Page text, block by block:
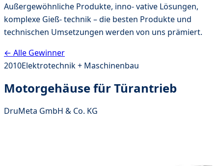
Außergewöhnliche Produkte, inno- vative Lösungen,
komplexe Gieß- technik – die besten Produkte und
technischen Umsetzungen werden von uns prämiert.
← Alle Gewinner
2010Elektrotechnik + Maschinenbau
Motorgehäuse für Türantrieb
DruMeta GmbH & Co. KG